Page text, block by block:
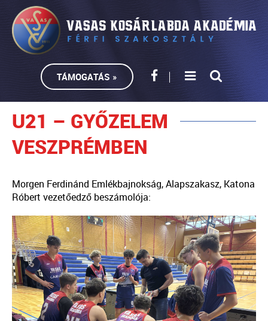
TÁMOGATÁS »
U21 – GYŐZELEM
VESZPRÉMBEN
Morgen Ferdinánd Emlékbajnokság, Alapszakasz, Katona
Róbert vezetőedző beszámolója: